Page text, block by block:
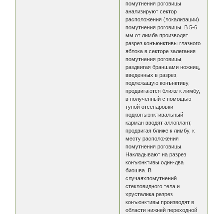
помутнения роговицы
анализируют сектор
расположения (локализации)
помутнения роговицы. В 5-6
мм от лимба производят
разрез конъюнктивы глазного
яблока в секторе залегания
помутнения роговицы,
раздвигая браншами ножниц,
введенных в разрез,
подлежащую конънктиву,
продвигаются ближе к лимбу,
в полученный с помощью
тупой отсепаровки
подконъюнктивальный
карман вводят аллоплант,
продвигая ближе к лимбу, к
месту расположения
помутнения роговицы.
Накладывают на разрез
конъюнктивы один-два
биошва. В
случаяхпомутнений
стекловидного тела и
хрусталика разрез
конъюнктивы производят в
области нижней переходной